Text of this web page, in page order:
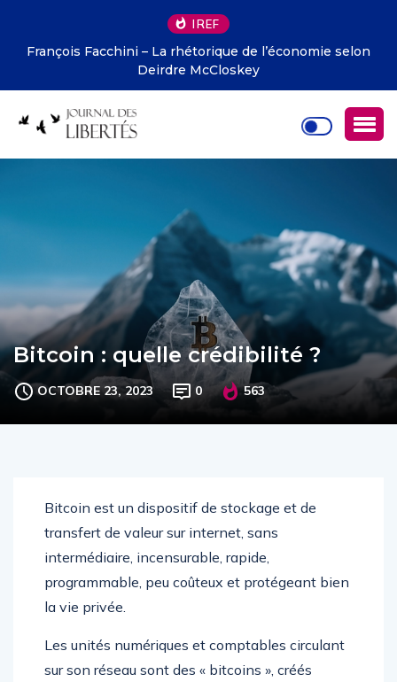
IREF
François Facchini – La rhétorique de l’économie selon
Deirdre McCloskey
Bitcoin : quelle crédibilité ?
OCTOBRE 23, 2023 0 563
Bitcoin est un dispositif de stockage et de
transfert de valeur sur internet, sans
intermédiaire, incensurable, rapide,
programmable, peu coûteux et protégeant bien
la vie privée.
Les unités numériques et comptables circulant
sur son réseau sont des « bitcoins », créés